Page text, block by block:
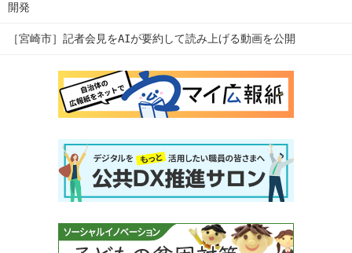
開発
［宮崎市］記者会見をAIが要約して読み上げる動画を公開